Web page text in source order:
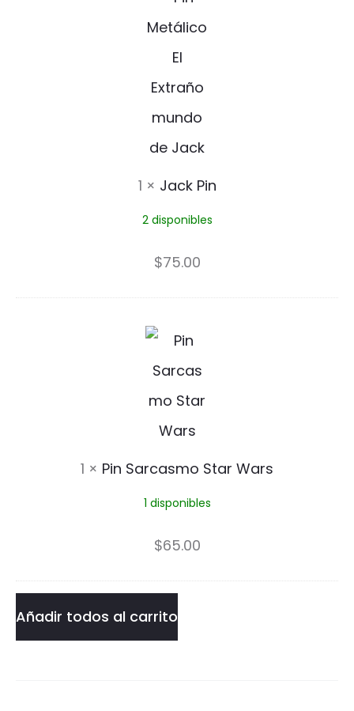
a
c
k
P
i
1 × Jack Pin
2 disponibles
$75.00
P
i
n
S
c
a
1 × Pin Sarcasmo Star Wars
1 disponibles
$65.00
Añadir todos al carrito